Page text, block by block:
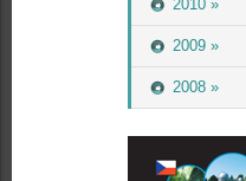
2010 »
2009 »
2008 »